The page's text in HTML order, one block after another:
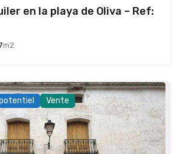
en la playa de Oliva – Ref:
m2
Vente